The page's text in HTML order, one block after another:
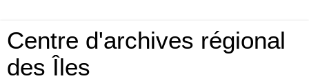
Centre d'archives régional
des Îles